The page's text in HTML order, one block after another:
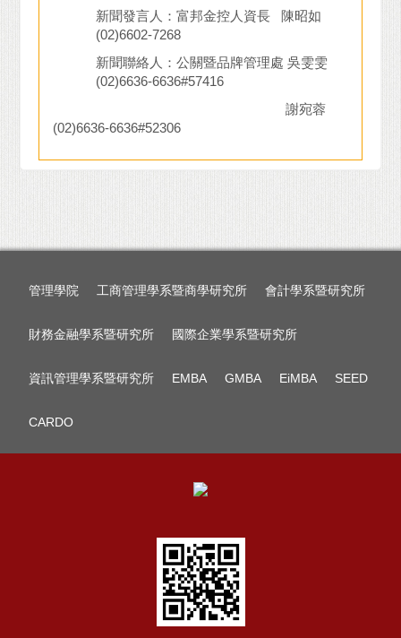
新聞發言人：富邦金控人資長 陳昭如
(02)6602-7268
新聞聯絡人：公關暨品牌管理處 吳雯雯
(02)6636-6636#57416
謝宛蓉
(02)6636-6636#52306
管理學院 工商管理學系暨商學研究所 會計學系暨研究所
財務金融學系暨研究所 國際企業學系暨研究所
資訊管理學系暨研究所 EMBA GMBA EiMBA SEED
CARDO